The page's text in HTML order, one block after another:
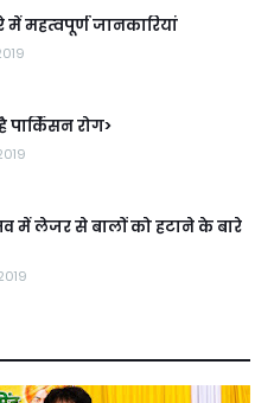
में महत्वपूर्ण जानकारियां
पार्किंसन रोग>
में लेजर से बालों को हटाने के बारे